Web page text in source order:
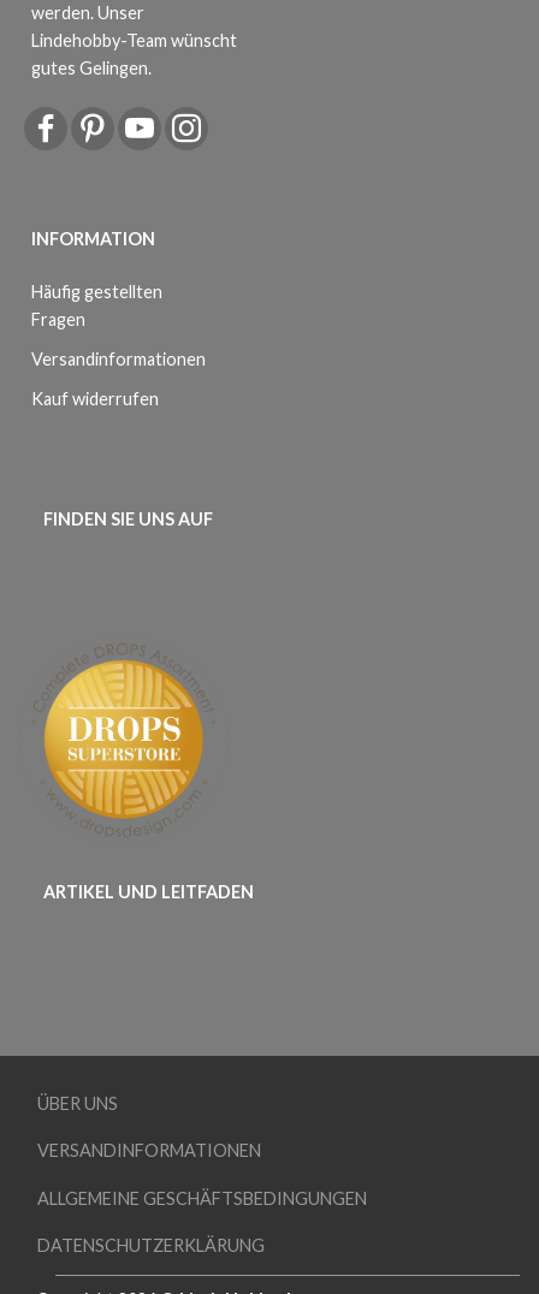
werden. Unser
Lindehobby-Team wünscht
gutes Gelingen.
INFORMATION
Häufig gestellten
Fragen
Versandinformationen
Kauf widerrufen
FINDEN SIE UNS AUF
ARTIKEL UND LEITFADEN
ÜBER UNS
VERSANDINFORMATIONEN
ALLGEMEINE GESCHÄFTSBEDINGUNGEN
DATENSCHUTZERKLÄRUNG